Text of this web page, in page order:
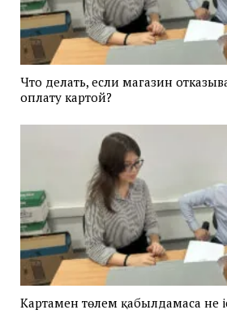
Что делать, если магазин
оплату картой?
Картамен төлем қабылдамаса не